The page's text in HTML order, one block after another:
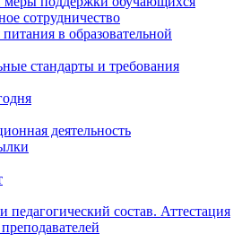
сотрудничество
в образовательной
стандарты и требования
деятельность
педагогический состав. Аттестация